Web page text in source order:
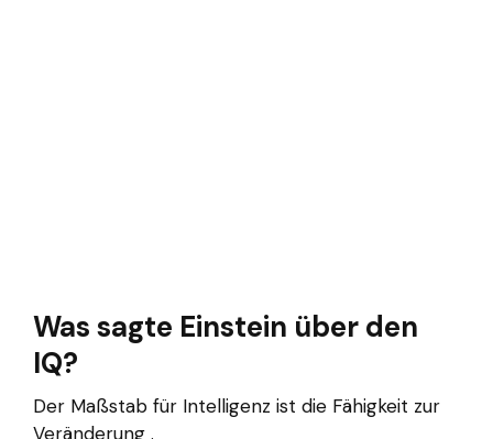
Was sagte Einstein über den
IQ?
Der Maßstab für Intelligenz ist die Fähigkeit zur
Veränderung .